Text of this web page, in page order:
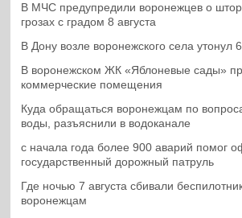
В МЧС предупредили воронежцев о
грозах с градом 8 августа
В Дону возле воронежского села утонул
В воронежском ЖК «Яблоневые сады»
коммерческие помещения
Куда обращаться воронежцам по
воды, разъяснили в водоканале
с начала года более 900 аварий помог
государственный дорожный патруль
Где ночью 7 августа сбивали
воронежцам